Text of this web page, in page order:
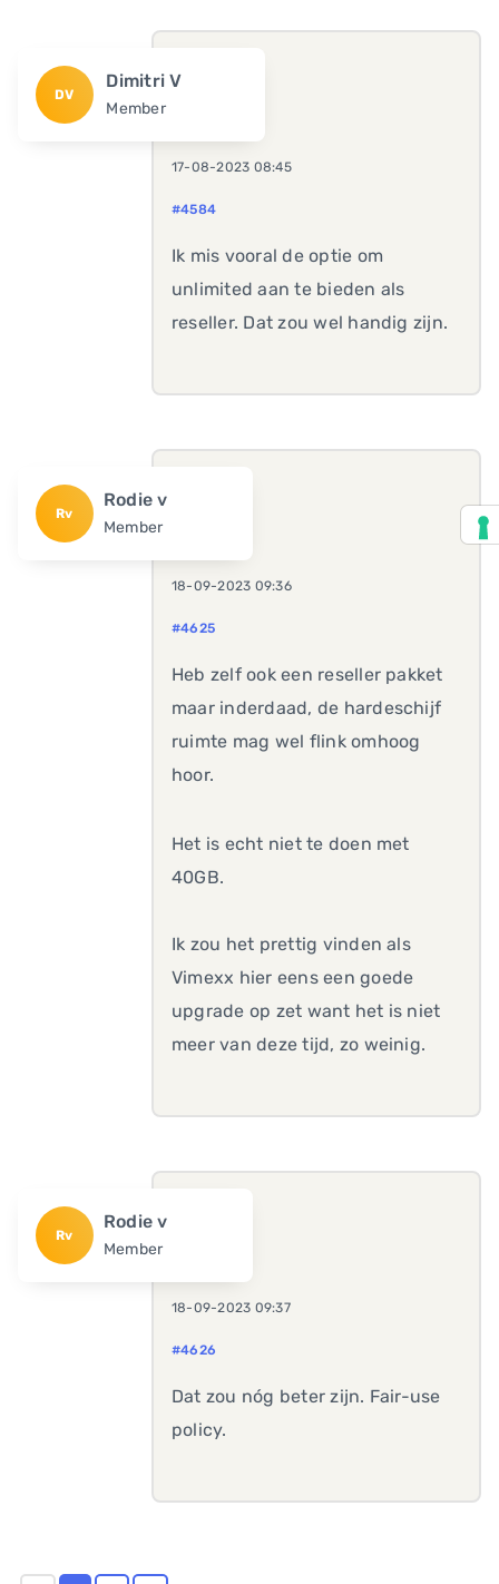
DV
Dimitri V
Member
17-08-2023 08:45
#4584
Ik mis vooral de optie om
unlimited aan te bieden als
reseller. Dat zou wel handig zijn.
Rv
Rodie v
Member
18-09-2023 09:36
#4625
Heb zelf ook een reseller pakket
maar inderdaad, de hardeschijf
ruimte mag wel flink omhoog
hoor.
Het is echt niet te doen met
40GB.
Ik zou het prettig vinden als
Vimexx hier eens een goede
upgrade op zet want het is niet
meer van deze tijd, zo weinig.
Rv
Rodie v
Member
18-09-2023 09:37
#4626
Dat zou nóg beter zijn. Fair-use
policy.